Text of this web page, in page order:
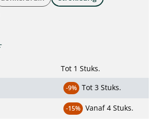
Tot 1 Stuks.
-9% Tot 3 Stuks.
-15% Vanaf 4 Stuks.